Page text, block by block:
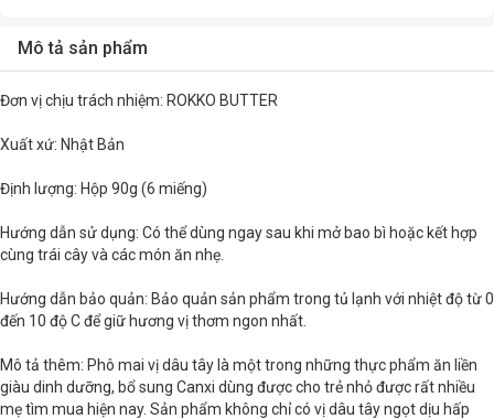
Mô tả sản phẩm
Đơn vị chịu trách nhiệm: ROKKO BUTTER
Xuất xứ: Nhật Bản
Định lượng: Hộp 90g (6 miếng)
Hướng dẫn sử dụng: Có thể dùng ngay sau khi mở bao bì hoặc kết hợp
cùng trái cây và các món ăn nhẹ.
Hướng dẫn bảo quản: Bảo quản sản phẩm trong tủ lạnh với nhiệt độ từ 0
đến 10 độ C để giữ hương vị thơm ngon nhất.
Mô tả thêm: Phô mai vị dâu tây là một trong những thực phẩm ăn liền
giàu dinh dưỡng, bổ sung Canxi dùng được cho trẻ nhỏ được rất nhiều
mẹ tìm mua hiện nay. Sản phẩm không chỉ có vị dâu tây ngọt dịu hấp